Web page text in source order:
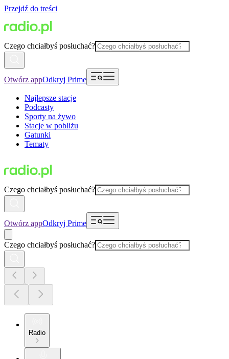
Przejdź do treści
Czego chciałbyś posłuchać?
Otwórz appOdkryj Prime
Najlepsze stacje
Podcasty
Sporty na żywo
Stacje w pobliżu
Gatunki
Tematy
Czego chciałbyś posłuchać?
Otwórz appOdkryj Prime
Czego chciałbyś posłuchać?
Radio